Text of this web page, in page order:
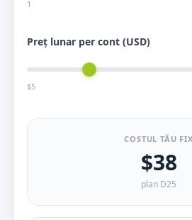
1
Preț lunar per cont (USD)
$5
COSTUL TĂU FIX
$38
plan D25